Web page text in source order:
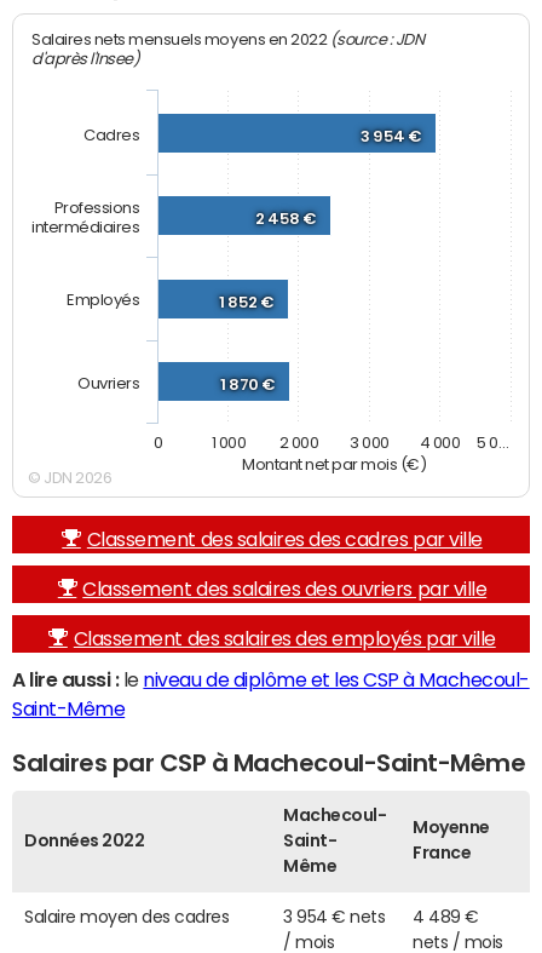
Montant net par mois (€)
Salaires nets mensuels moyens en 2022 (source : JDN
d'après l'Insee)
3 954 €
2 458 €
1 852 €
1 870 €
Cadres
Professions
intermédiaires
Employés
Ouvriers
0 1 000 2 000 3 000 4 000 5 0…
© JDN 2026
Classement des salaires des cadres par ville
Classement des salaires des ouvriers par ville
Classement des salaires des employés par ville
A lire aussi :le niveau de diplôme et les CSP à Machecoul-
Saint-Même
Salaires par CSP à Machecoul-Saint-Même
Données 2022
Machecoul-
Saint-
Même
Moyenne
France
Salaire moyen des cadres
3 954 € nets
/ mois
4 489 €
nets / mois